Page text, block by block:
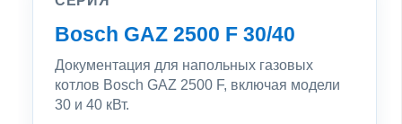
Bosch GAZ 2500 F 30/40
Документация для напольных газовых
котлов Bosch GAZ 2500 F, включая модели
30 и 40 кВт.